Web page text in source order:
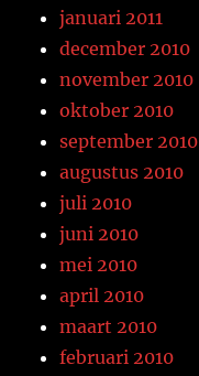
januari 2011
december 2010
november 2010
oktober 2010
september 2010
augustus 2010
juli 2010
juni 2010
mei 2010
april 2010
maart 2010
februari 2010